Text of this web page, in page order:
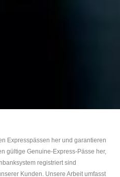
Expresspässen her und garantieren
gültige Genuine-Express-Pässe her,
registriert sind
Kunden. Unsere Arbeit umfasst